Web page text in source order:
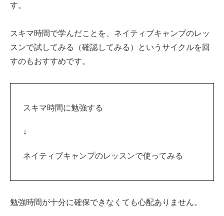
す。
スキマ時間で学んだことを、ネイティブキャンプのレッ
スンで試してみる（確認してみる）というサイクルを回
すのもおすすめです。
スキマ時間に勉強する
↓
ネイティブキャンプのレッスンで使ってみる
勉強時間が十分に確保できなくても心配ありません。